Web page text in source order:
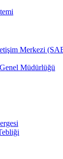
Merkezi
Müdürlüğü